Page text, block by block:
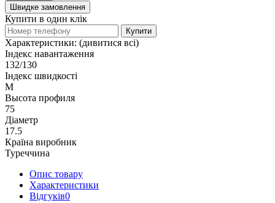
Швидке замовлення
Купити в один клік
Купити
Характеристики: (дивитися всі)
Індекс навантаження
132/130
Індекс швидкості
M
Высота профиля
75
Діаметр
17.5
Країна виробник
Туреччина
Опис товару
Характеристики
Відгуків0